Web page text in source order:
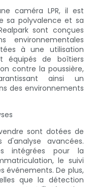
caméra LPR, il est
sa polyvalence et sa
sont conçues
environnementales
à une utilisation
équipés de boîtiers
contre la poussière,
ainsi un
des environnements
sont dotées de
avancées.
intégrées pour la
le suivi
événements. De plus,
que la détection